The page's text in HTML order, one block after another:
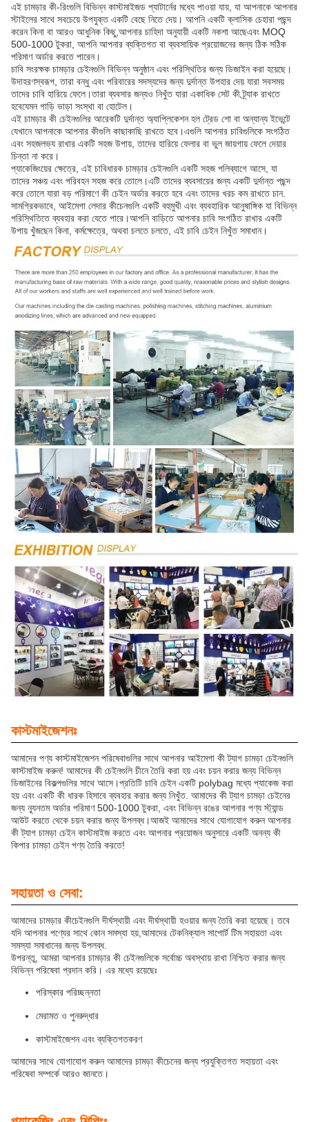
এই চামড়ার কী-রিংগুলি বিভিন্ন কাস্টমাইজড প্যাটার্নের মধ্যে পাওয়া যায়, যা আপনাকে আপনার
স্টাইলের সাথে সবচেয়ে উপযুক্ত একটি বেছে নিতে দেয়। আপনি একটি ক্লাসিক চেহারা পছন্দ
করেন কিনা বা আরও আধুনিক কিছু,আপনার চাহিদা অনুযায়ী একটি নকশা আছেএবং MOQ
500-1000 টুকরা, আপনি আপনার ব্যক্তিগত বা ব্যবসায়িক প্রয়োজনের জন্য ঠিক সঠিক
পরিমাণ অর্ডার করতে পারেন।
চাবি সংরক্ষক চামড়ার চেইনগুলি বিভিন্ন অনুষ্ঠান এবং পরিস্থিতির জন্য ডিজাইন করা হয়েছে।
উদাহরণস্বরূপ, তারা বন্ধু এবং পরিবারের সদস্যদের জন্য দুর্দান্ত উপহার দেয় যারা সবসময়
তাদের চাবি হারিয়ে ফেলে।তারা ব্যবসার জন্যও নিখুঁত যারা একাধিক সেট কী ট্র্যাক রাখতে
হবেযেমন গাড়ি ভাড়া সংস্থা বা হোটেল।
এই চামড়ার কী চেইনগুলির আরেকটি দুর্দান্ত অ্যাপ্লিকেশন হল ট্রেড শো বা অন্যান্য ইভেন্টে
যেখানে আপনাকে আপনার কীগুলি কাছাকাছি রাখতে হবে।এগুলি আপনার চাবিগুলিকে সংগঠিত
এবং সহজলভ্য রাখার একটি সহজ উপায়, তাদের হারিয়ে ফেলার বা ভুল জায়গায় ফেলে দেয়ার
চিন্তা না করে।
প্যাকেজিংয়ের ক্ষেত্রে, এই চাবিধারক চামড়ার চেইনগুলি একটি সহজ পলিব্যাগে আসে, যা
তাদের সঞ্চয় এবং পরিবহন সহজ করে তোলে।এটি তাদের ব্যবসায়ের জন্য একটি দুর্দান্ত পছন্দ
করে তোলে যারা বড় পরিমাণে কী চেইন অর্ডার করতে হবে এবং তাদের খরচ কম রাখতে চান.
সামগ্রিকভাবে, আইমেগা লেদার কীচেনগুলি একটি বহুমুখী এবং ব্যবহারিক আনুষাঙ্গিক যা বিভিন্ন
পরিস্থিতিতে ব্যবহার করা যেতে পারে।আপনি বাড়িতে আপনার চাবি সংগঠিত রাখার একটি
উপায় খুঁজছেন কিনা, কর্মক্ষেত্রে, অথবা চলতে চলতে, এই চাবি চেইন নিখুঁত সমাধান।
কাস্টমাইজেশনঃ
আমাদের পণ্য কাস্টমাইজেশন পরিষেবাগুলির সাথে আপনার আইমেগা কী ট্যাগ চামড়া চেইনগুলি
কাস্টমাইজ করুন! আমাদের কী চেইনগুলি চীনে তৈরি করা হয় এবং চয়ন করার জন্য বিভিন্ন
ডিজাইনের বিকল্পগুলির সাথে আসে।প্রতিটি চাবি চেইন একটি polybag মধ্যে প্যাকেজ করা
হয় এবং একটি কী ধারক হিসাবে ব্যবহার করার জন্য নিখুঁত. আমাদের কী ট্যাগ চামড়া চেইনের
জন্য ন্যূনতম অর্ডার পরিমাণ 500-1000 টুকরা, এবং বিভিন্ন রঙের আপনার পণ্য স্ট্যান্ড
আউট করতে থেকে চয়ন করার জন্য উপলব্ধ।আজই আমাদের সাথে যোগাযোগ করুন আপনার
কী ট্যাগ চামড়া চেইন কাস্টমাইজ করতে এবং আপনার প্রয়োজন অনুসারে একটি অনন্য কী
কিপার চামড়া চেইন পণ্য তৈরি করতে!
সহায়তা ও সেবা:
আমাদের চামড়ার কীচেইনগুলি দীর্ঘস্থায়ী এবং দীর্ঘস্থায়ী হওয়ার জন্য তৈরি করা হয়েছে। তবে
যদি আপনার পণ্যের সাথে কোন সমস্যা হয়,আমাদের টেকনিক্যাল সাপোর্ট টিম সহায়তা এবং
সমস্যা সমাধানের জন্য উপলব্ধ.
উপরন্তু, আমরা আপনার চামড়ার কী চেইনগুলিকে সর্বোচ্চ অবস্থায় রাখা নিশ্চিত করার জন্য
বিভিন্ন পরিষেবা প্রদান করি। এর মধ্যে রয়েছেঃ
পরিস্কার পরিচ্ছন্নতা
মেরামত ও পুনরুদ্ধার
কাস্টমাইজেশন এবং ব্যক্তিগতকরণ
আমাদের সাথে যোগাযোগ করুন আমাদের চামড়া কীচেনের জন্য প্রযুক্তিগত সহায়তা এবং
পরিষেবা সম্পর্কে আরও জানতে।